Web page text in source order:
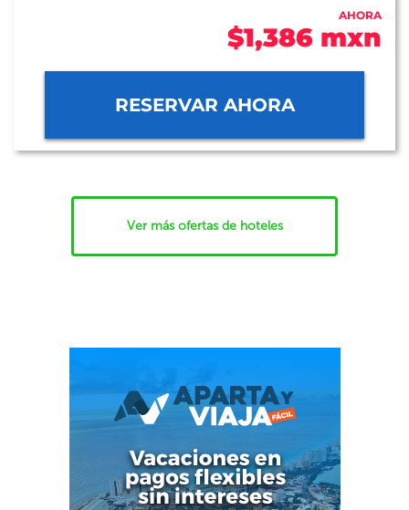
AHORA
$1,386 mxn
RESERVAR AHORA
Ver más ofertas de hoteles